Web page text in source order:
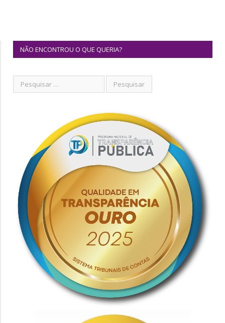
NÃO ENCONTROU O QUE QUERIA?